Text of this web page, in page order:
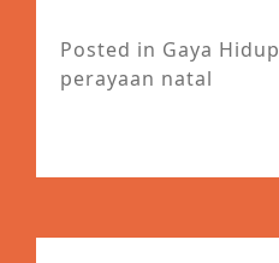
Posted in Gaya Hidup
perayaan natal